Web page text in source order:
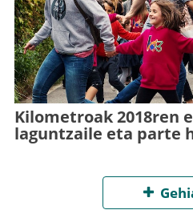
Kilometroak 2018ren
laguntzaile eta parte